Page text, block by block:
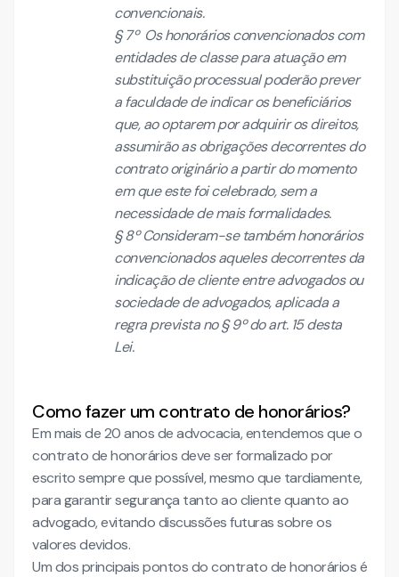
convencionais.
§ 7º Os honorários convencionados com
entidades de classe para atuação em
substituição processual poderão prever
a faculdade de indicar os beneficiários
que, ao optarem por adquirir os direitos,
assumirão as obrigações decorrentes do
contrato originário a partir do momento
em que este foi celebrado, sem a
necessidade de mais formalidades.
§ 8º Consideram-se também honorários
convencionados aqueles decorrentes da
indicação de cliente entre advogados ou
sociedade de advogados, aplicada a
regra prevista no § 9º do art. 15 desta
Lei.
Como fazer um contrato de honorários?
Em mais de 20 anos de advocacia, entendemos que o
contrato de honorários deve ser formalizado por
escrito sempre que possível, mesmo que tardiamente,
para garantir segurança tanto ao cliente quanto ao
advogado, evitando discussões futuras sobre os
valores devidos.
Um dos principais pontos do contrato de honorários é